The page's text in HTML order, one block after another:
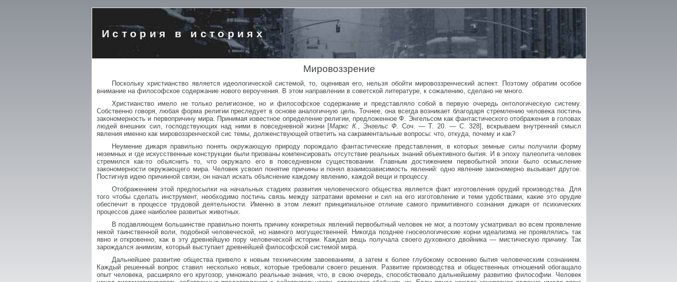
История в историях
Мировоззрение
Поскольку христианство является идеологической системой, то, оценивая его, нельзя обойти мировоззренческий аспект. Поэтому обратим особое
внимание на философское содержание нового вероучения. В этом направлении в советской литературе, к сожалению, сделано не много.
Христианство имело не только религиозное, но и философское содержание и представляло собой в первую очередь онтологическую систему.
Собственно говоря, любая форма религии преследует в основе аналогичную цель. Точнее, она всегда возникает благодаря стремлению человека постичь
закономерность и первопричину мира. Принимая известное определение религии, предложенное Ф. Энгельсом как фантастического отображения в головах
людей внешних сил, господствующих над ними в повседневной жизни [Маркс К., Энгельс Ф. Соч. — Т. 20. — С. 328], вскрываем внутренний смысл
явления именно как мировоззренческой сис темы, долженствующей ответить на сакраментальные вопросы: что, откуда, почему и как?
Неумение дикаря правильно понять окружающую природу порождало фантастические представления, в которых земные силы получили форму
неземных и где искусственные конструкции были призваны компенсировать отсутствие реальных знаний объективного бытия. И в эпоху палеолита человек
стремился как-то объяснить то, что окружало его в повседневном существовании. Главным достижением первобытной эпохи было осмысление
закономерности окружающего мира. Человек усвоил понятие причины и понял взаимозависимость явлений: одно явление закономерно вызывает другое.
Постигнув идею причинной связи, он начал искать объяснение каждому явлению, каждой вещи и процессу.
Отображением этой предпосылки на начальных стадиях развития человеческого общества является факт изготовления орудий производства. Для
того чтобы сделать инструмент, необходимо постичь связь между затратами времени и сил на его изготовление и теми удобствами, какие это орудие
обеспечит в процессе трудовой деятельности. Именно в этом лежит принципиальное отличие самого примитивного сознания дикаря от психических
процессов даже наиболее развитых животных.
В подавляющем большинстве правильно понять причину конкретных явлений первобытный человек не мог, а поэтому усматривал во всем проявление
некой таинственной воли, подобной человеческой, но намного могущественней. Никогда позднее гносеологические корни идеализма не проявлялись так
явно и откровенно, как в эту древнейшую пору человеческой истории. Каждая вещь получала своего духовного двойника — мистическую причину. Так
зарождался анимизм, который выступает древнейшей философской системой мира.
Дальнейшее развитие общества привело к новым техническим завоеваниям, а затем к более глубокому освоению бытия человеческим сознанием.
Каждый решенный вопрос ставил несколько новых, которые требовали своего решения. Развитие производства и общественных отношений обогащало
опыт человека, расширяло его кругозор, умножало реальные знания, что, в свою очередь, способствовало дальнейшему развитию философии. Человек